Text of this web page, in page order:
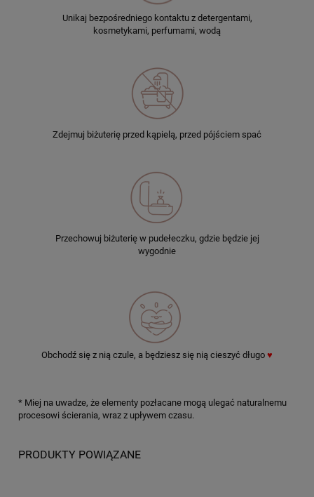
Unikaj bezpośredniego kontaktu z detergentami,
kosmetykami, perfumami, wodą
Zdejmuj biżuterię przed kąpielą, przed pójściem spać
Przechowuj biżuterię w pudełeczku, gdzie będzie jej
wygodnie
Obchodź się z nią czule, a będziesz się nią cieszyć długo ♥
* Miej na uwadze, że elementy pozłacane mogą ulegać naturalnemu
procesowi ścierania, wraz z upływem czasu.
PRODUKTY POWIĄZANE